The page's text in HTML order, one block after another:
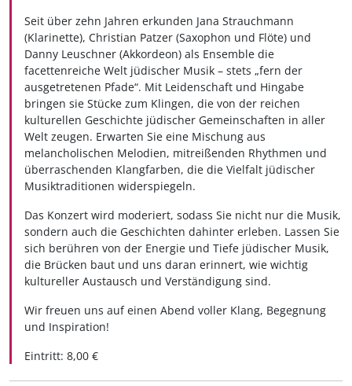
Seit über zehn Jahren erkunden Jana Strauchmann
(Klarinette), Christian Patzer (Saxophon und Flöte) und
Danny Leuschner (Akkordeon) als Ensemble die
facettenreiche Welt jüdischer Musik – stets „fern der
ausgetretenen Pfade“. Mit Leidenschaft und Hingabe
bringen sie Stücke zum Klingen, die von der reichen
kulturellen Geschichte jüdischer Gemeinschaften in aller
Welt zeugen. Erwarten Sie eine Mischung aus
melancholischen Melodien, mitreißenden Rhythmen und
überraschenden Klangfarben, die die Vielfalt jüdischer
Musiktraditionen widerspiegeln.
Das Konzert wird moderiert, sodass Sie nicht nur die Musik,
sondern auch die Geschichten dahinter erleben. Lassen Sie
sich berühren von der Energie und Tiefe jüdischer Musik,
die Brücken baut und uns daran erinnert, wie wichtig
kultureller Austausch und Verständigung sind.
Wir freuen uns auf einen Abend voller Klang, Begegnung
und Inspiration!
Eintritt: 8,00 €